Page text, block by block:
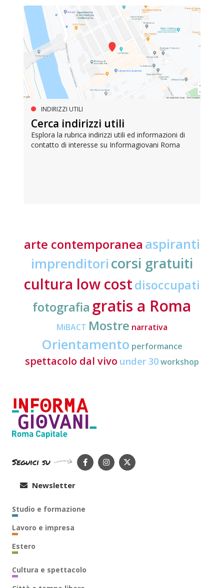
INDIRIZZI UTILI
Cerca indirizzi utili
Esplora la rubrica indirizzi utili ed informazioni di
contatto di interesse su Informagiovani Roma
arte contemporanea aspiranti
imprenditori corsi gratuiti
cultura low costdisoccupati
fotografia gratis a Roma
MiBACT Mostre narrativa
Orientamento performance
spettacolo dal vivo under 30workshop
Seguici su
Newsletter
Studio e formazione
Lavoro e impresa
Estero
Cultura e spettacolo